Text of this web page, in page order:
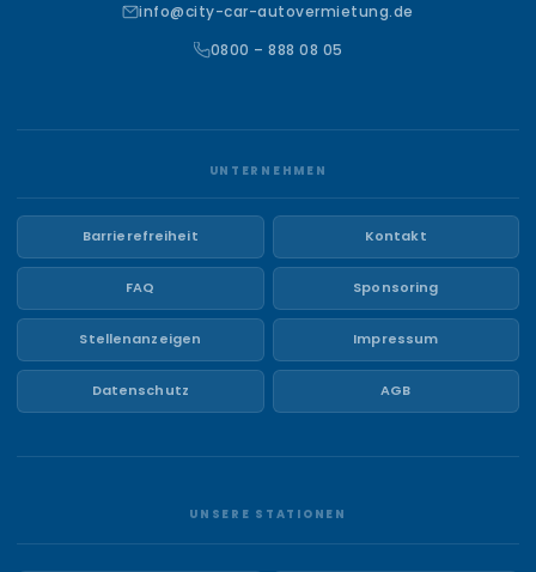
info@city-car-autovermietung.de
0800 – 888 08 05
UNTERNEHMEN
Barrierefreiheit Kontakt
FAQ Sponsoring
Stellenanzeigen Impressum
Datenschutz AGB
UNSERE STATIONEN